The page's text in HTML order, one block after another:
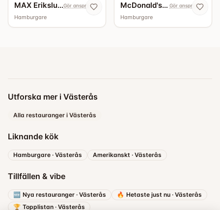
MAX ErikslundGör anspråk nu
Hamburgare
McDonald's Skrapan Gör anspråk nu
Hamburgare
Utforska mer i Västerås
Alla restauranger i Västerås
Liknande kök
Hamburgare · Västerås Amerikanskt · Västerås
Tillfällen & vibe
🆕 Nya restauranger · Västerås 🔥 Hetaste just nu · Västerås
🏆 Topplistan · Västerås